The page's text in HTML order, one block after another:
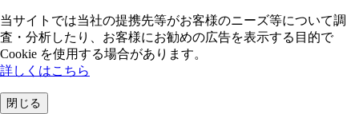
当サイトでは当社の提携先等がお客様のニーズ等について調
査・分析したり、お客様にお勧めの広告を表⽰する⽬的で
Cookie を使⽤する場合があります。
詳しくはこちら
閉じる